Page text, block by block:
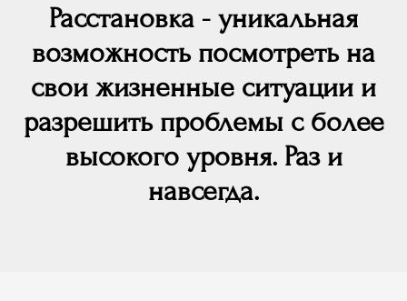
Расстановка - уникальная
возможность посмотреть на
свои жизненные ситуации и
разрешить проблемы с более
высокого уровня. Раз и
навсегда.